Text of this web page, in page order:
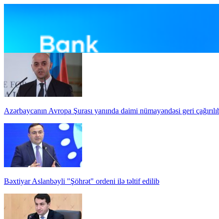
Azərbaycanın Avropa Şurası yanında daimi nümayəndəsi geri
Bəxtiyar Aslanbəyli "Şöhrət" ordeni ilə təltif edilib